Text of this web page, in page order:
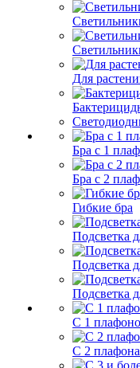
Для
Бра с 1
Бра с 2
Гибкие бра
Подсветка
Подсветка
Подсветка
С 1
С 2